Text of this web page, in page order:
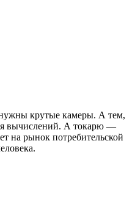
крутые камеры. А тем,
вычислений. А токарю —
на рынок потребительской